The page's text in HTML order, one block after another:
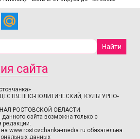
сайта
ПОЛИТИЧЕСКИЙ, КУЛЬТУРНО-
РОСТОВСКОЙ ОБЛАСТИ.
сайта возможна только с
www.rostovchanka-media.ru обязательна.
данных